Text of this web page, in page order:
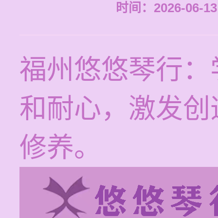
时间：2026-06-
福州悠悠琴行
和耐心，激发
修养。